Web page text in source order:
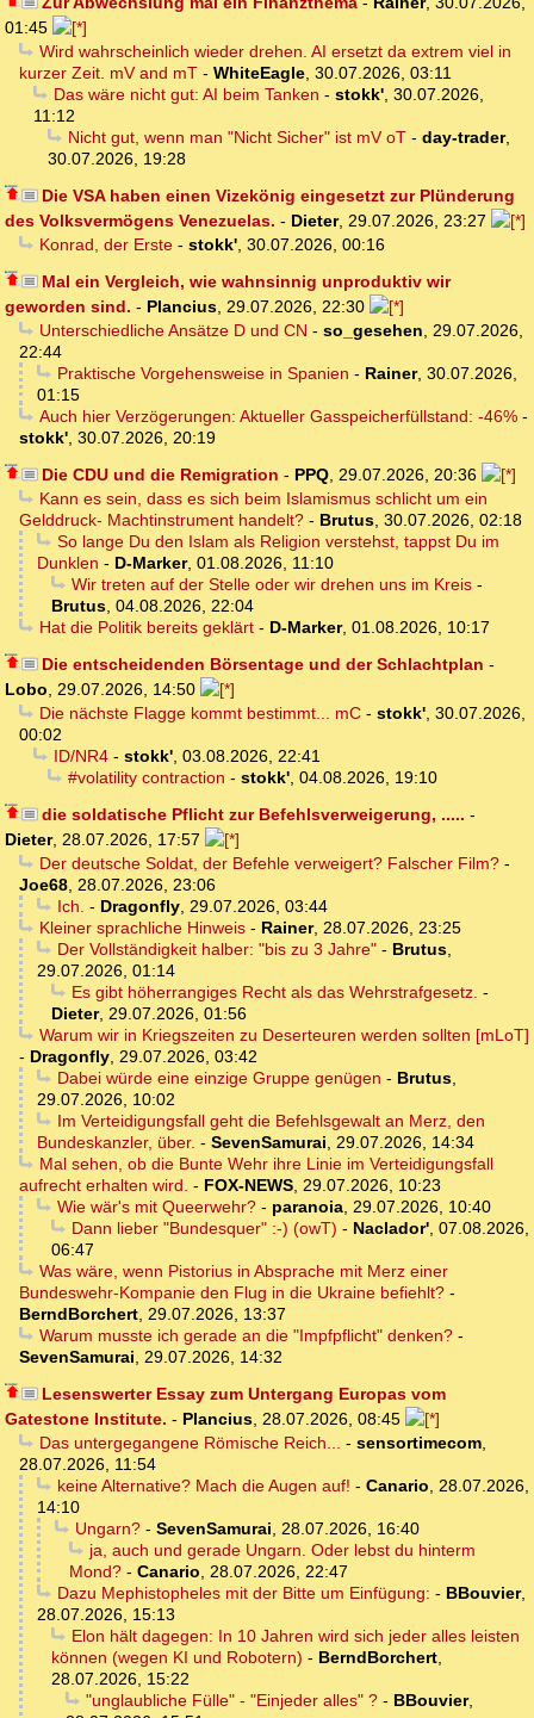
01:45
Wird wahrscheinlich wieder drehen. AI ersetzt da extrem viel in
kurzer Zeit. mV and mT - WhiteEagle, 30.07.2026, 03:11
Das wäre nicht gut: AI beim Tanken - stokk', 30.07.2026,
11:12
Nicht gut, wenn man "Nicht Sicher" ist mV oT- day-trader,
30.07.2026, 19:28
Die VSA haben einen Vizekönig eingesetzt zur Plünderung
des Volksvermögens Venezuelas. - Dieter, 29.07.2026, 23:27
Konrad, der Erste- stokk', 30.07.2026, 00:16
Mal ein Vergleich, wie wahnsinnig unproduktiv wir
geworden sind. - Plancius, 29.07.2026, 22:30
Unterschiedliche Ansätze D und CN - so_gesehen, 29.07.2026,
22:44
Praktische Vorgehensweise in Spanien - Rainer, 30.07.2026,
01:15
Auch hier Verzögerungen: Aktueller Gasspeicherfüllstand: -46%-
stokk', 30.07.2026, 20:19
Die CDU und die Remigration - PPQ, 29.07.2026, 20:36
Kann es sein, dass es sich beim Islamismus schlicht um ein
Gelddruck- Machtinstrument handelt? - Brutus, 30.07.2026, 02:18
So lange Du den Islam als Religion verstehst, tappst Du im
Dunklen - D-Marker, 01.08.2026, 11:10
Wir treten auf der Stelle oder wir drehen uns im Kreis-
Brutus, 04.08.2026, 22:04
Hat die Politik bereits geklärt- D-Marker, 01.08.2026, 10:17
Die entscheidenden Börsentage und der Schlachtplan -
Lobo, 29.07.2026, 14:50
Die nächste Flagge kommt bestimmt... mC- stokk', 30.07.2026,
00:02
ID/NR4- stokk', 03.08.2026, 22:41
#volatility contraction - stokk', 04.08.2026, 19:10
die soldatische Pflicht zur Befehlsverweigerung, ..... -
Dieter, 28.07.2026, 17:57
Der deutsche Soldat, der Befehle verweigert? Falscher Film?-
Joe68, 28.07.2026, 23:06
Ich. - Dragonfly, 29.07.2026, 03:44
Kleiner sprachliche Hinweis- Rainer, 28.07.2026, 23:25
Der Vollständigkeit halber: "bis zu 3 Jahre"- Brutus,
29.07.2026, 01:14
Es gibt höherrangiges Recht als das Wehrstrafgesetz. -
Dieter, 29.07.2026, 01:56
Warum wir in Kriegszeiten zu Deserteuren werden sollten [mLoT]
- Dragonfly, 29.07.2026, 03:42
Dabei würde eine einzige Gruppe genügen - Brutus,
29.07.2026, 10:02
Im Verteidigungsfall geht die Befehlsgewalt an Merz, den
Bundeskanzler, über. - SevenSamurai, 29.07.2026, 14:34
Mal sehen, ob die Bunte Wehr ihre Linie im Verteidigungsfall
aufrecht erhalten wird. - FOX-NEWS, 29.07.2026, 10:23
Wie wär's mit Queerwehr?- paranoia, 29.07.2026, 10:40
Dann lieber "Bundesquer" :-) (owT) - Naclador', 07.08.2026,
06:47
Was wäre, wenn Pistorius in Absprache mit Merz einer
Bundeswehr-Kompanie den Flug in die Ukraine befiehlt? -
BerndBorchert, 29.07.2026, 13:37
Warum musste ich gerade an die "Impfpflicht" denken?-
SevenSamurai, 29.07.2026, 14:32
Lesenswerter Essay zum Untergang Europas vom
Gatestone Institute. - Plancius, 28.07.2026, 08:45
Das untergegangene Römische Reich... - sensortimecom,
28.07.2026, 11:54
keine Alternative? Mach die Augen auf! - Canario, 28.07.2026,
14:10
Ungarn?- SevenSamurai, 28.07.2026, 16:40
ja, auch und gerade Ungarn. Oder lebst du hinterm
Mond? - Canario, 28.07.2026, 22:47
Dazu Mephistopheles mit der Bitte um Einfügung: - BBouvier,
28.07.2026, 15:13
Elon hält dagegen: In 10 Jahren wird sich jeder alles leisten
können (wegen KI und Robotern) - BerndBorchert,
28.07.2026, 15:22
"unglaubliche Fülle" - "Einjeder alles" ?- BBouvier,